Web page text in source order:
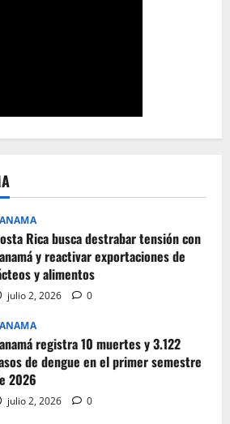
Rica busca destrabar tensión con
y reactivar exportaciones de
y alimentos
julio 2, 2026 0
registra 10 muertes y 3.122
de dengue en el primer semestre
2026
julio 2, 2026 0